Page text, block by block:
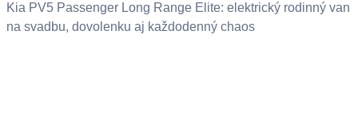
Kia PV5 Passenger Long Range Elite: elektrický rodinný van
na svadbu, dovolenku aj každodenný chaos